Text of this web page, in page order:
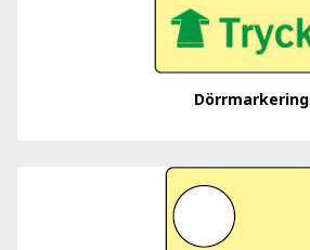
Dörrmarkering